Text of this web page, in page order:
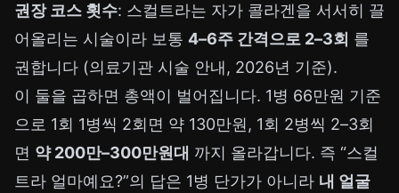
권장 코스 횟수: 스컬트라는 자가 콜라겐을 서서히 끌
어올리는 시술이라 보통 4–6주 간격으로 2–3회 를
권합니다 (의료기관 시술 안내, 2026년 기준).
이 둘을 곱하면 총액이 벌어집니다. 1병 66만원 기준
으로 1회 1병씩 2회면 약 130만원, 1회 2병씩 2–3회
면 약 200만–300만원대 까지 올라갑니다. 즉 “스컬
트라 얼마예요?”의 답은 1병 단가가 아니라 내 얼굴